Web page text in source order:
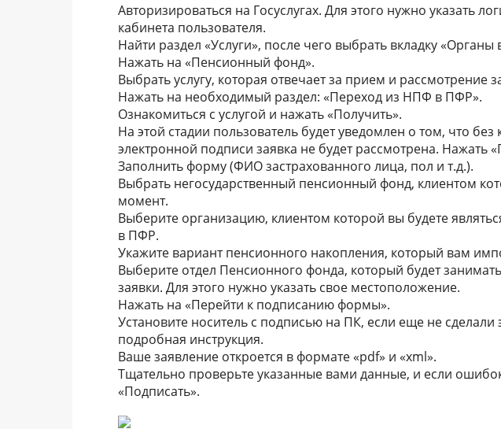
Авторизироваться на Госуслугах. Для этого нужно указать
кабинета пользователя.
Найти раздел «Услуги», после чего выбрать вкладку «Органы
Нажать на «Пенсионный фонд».
Выбрать услугу, которая отвечает за прием и рассмотрение
Нажать на необходимый раздел: «Переход из НПФ в ПФР».
Ознакомиться с услугой и нажать «Получить».
На этой стадии пользователь будет уведомлен о том, что
электронной подписи заявка не будет рассмотрена. Нажать
Заполнить форму (ФИО застрахованного лица, пол и т.д.).
Выбрать негосударственный пенсионный фонд, клиентом
момент.
Выберите организацию, клиентом которой вы будете
в ПФР.
Укажите вариант пенсионного накопления, который вам
Выберите отдел Пенсионного фонда, который будет
заявки. Для этого нужно указать свое местоположение.
Нажать на «Перейти к подписанию формы».
Установите носитель с подписью на ПК, если еще не сделали
подробная инструкция.
Ваше заявление откроется в формате «pdf» и «xml».
Тщательно проверьте указанные вами данные, и если
«Подписать».